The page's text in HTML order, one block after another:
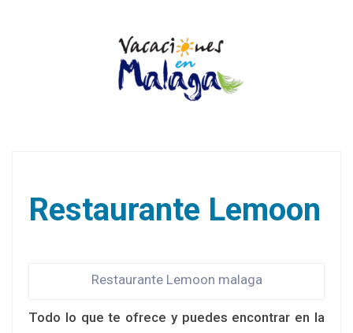
Restaurante Lemoon
Restaurante Lemoon malaga
Todo lo que te ofrece y puedes encontrar en la